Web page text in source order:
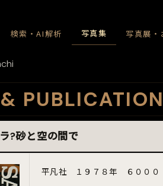
検索・AI解析 写真集 写真展
?砂と空の間で
平凡社 １９７８年 ６０００